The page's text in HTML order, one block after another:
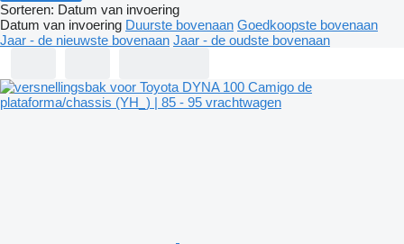
Sorteren: Datum van invoering
Datum van invoering Duurste bovenaan Goedkoopste bovenaan
Jaar - de nieuwste bovenaan Jaar - de oudste bovenaan